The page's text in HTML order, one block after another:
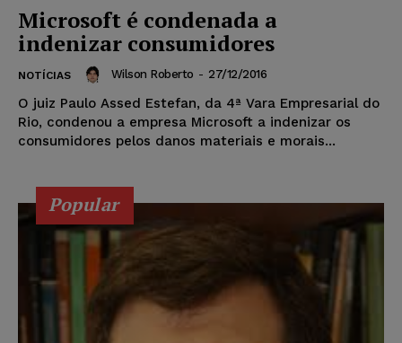
Microsoft é condenada a
indenizar consumidores
NOTÍCIAS Wilson Roberto - 27/12/2016
O juiz Paulo Assed Estefan, da 4ª Vara Empresarial do
Rio, condenou a empresa Microsoft a indenizar os
consumidores pelos danos materiais e morais...
Popular